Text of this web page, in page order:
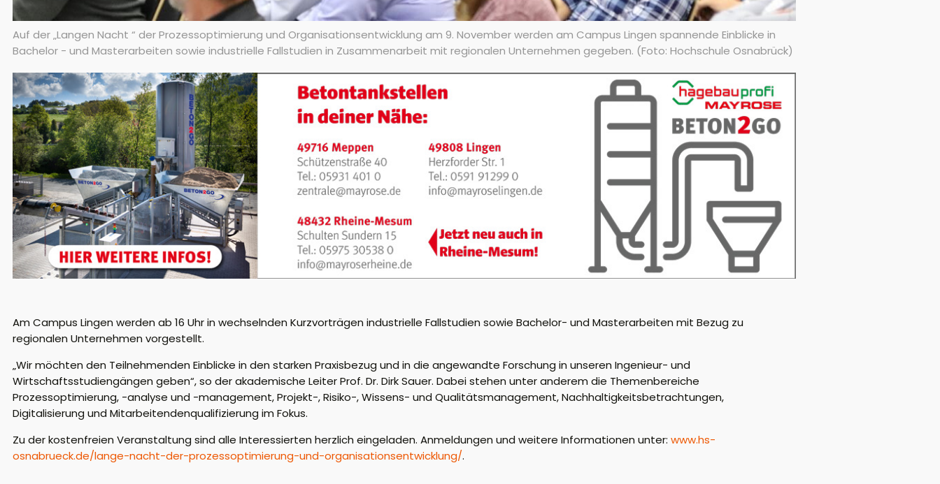
Auf der „Langen Nacht “ der Prozessoptimierung und Organisationsentwicklung am 9. November werden am Campus Lingen spannende Einblicke in
Bachelor - und Masterarbeiten sowie industrielle Fallstudien in Zusammenarbeit mit regionalen Unternehmen gegeben. (Foto: Hochschule Osnabrück)
Am Campus Lingen werden ab 16 Uhr in wechselnden Kurzvorträgen industrielle Fallstudien sowie Bachelor- und Masterarbeiten mit Bezug zu
regionalen Unternehmen vorgestellt.
„Wir möchten den Teilnehmenden Einblicke in den starken Praxisbezug und in die angewandte Forschung in unseren Ingenieur- und
Wirtschaftsstudiengängen geben“, so der akademische Leiter Prof. Dr. Dirk Sauer. Dabei stehen unter anderem die Themenbereiche
Prozessoptimierung, -analyse und -management, Projekt-, Risiko-, Wissens- und Qualitätsmanagement, Nachhaltigkeitsbetrachtungen,
Digitalisierung und Mitarbeitendenqualifizierung im Fokus.
Zu der kostenfreien Veranstaltung sind alle Interessierten herzlich eingeladen. Anmeldungen und weitere Informationen unter: www.hs-
osnabrueck.de/lange-nacht-der-prozessoptimierung-und-organisationsentwicklung/.